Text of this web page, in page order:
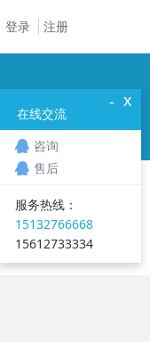
登录 注册
热轧方钢
x
-
在线交流
咨询
售后
服务热线：
15132766668
15612733334